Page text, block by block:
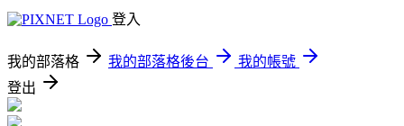
登入
我的部落格 我的部落格後台
我的帳號
登出